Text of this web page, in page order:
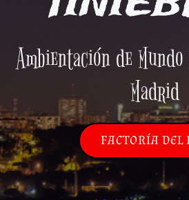
Ambientación de
Madrid
FACTORÍA DEL